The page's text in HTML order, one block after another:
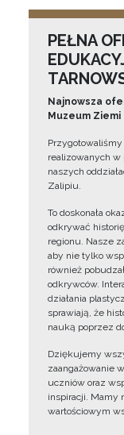
PEŁNA
Najnowsza
Muzeum
realizowanych w
naszych
Zalipiu.
To doskonała
odkrywać
regionu. Nasze
aby nie tylko
również
odkrywców.
działania
sprawiają, że
nauką poprzez
Dziękujemy
zaangażowanie
uczniów oraz
inspiracji. Mamy
wartościowym